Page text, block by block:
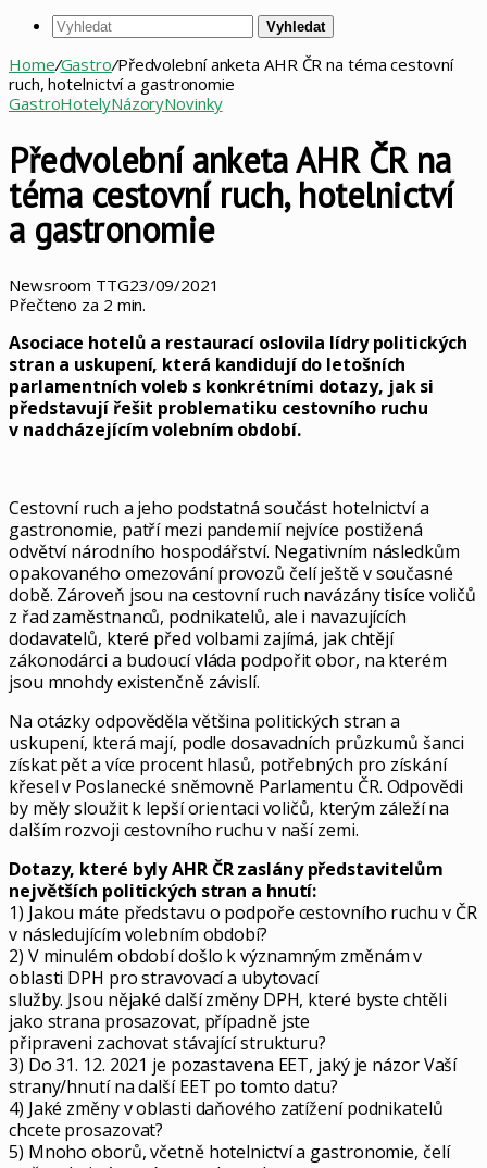
Vyhledat
Home/Gastro/Předvolební anketa AHR ČR na téma cestovní
ruch, hotelnictví a gastronomie
GastroHotelyNázoryNovinky
Předvolební anketa AHR ČR na
téma cestovní ruch, hotelnictví
a gastronomie
Newsroom TTG23/09/2021
Přečteno za 2 min.
Asociace hotelů a restaurací oslovila lídry politických
stran a uskupení, která kandidují do letošních
parlamentních voleb s konkrétními dotazy, jak si
představují řešit problematiku cestovního ruchu
v nadcházejícím volebním období.
Cestovní ruch a jeho podstatná součást hotelnictví a
gastronomie, patří mezi pandemií nejvíce postižená
odvětví národního hospodářství. Negativním následkům
opakovaného omezování provozů čelí ještě v současné
době. Zároveň jsou na cestovní ruch navázány tisíce voličů
z řad zaměstnanců, podnikatelů, ale i navazujících
dodavatelů, které před volbami zajímá, jak chtějí
zákonodárci a budoucí vláda podpořit obor, na kterém
jsou mnohdy existenčně závislí.
Na otázky odpověděla většina politických stran a
uskupení, která mají, podle dosavadních průzkumů šanci
získat pět a více procent hlasů, potřebných pro získání
křesel v Poslanecké sněmovně Parlamentu ČR. Odpovědi
by měly sloužit k lepší orientaci voličů, kterým záleží na
dalším rozvoji cestovního ruchu v naší zemi.
Dotazy, které byly AHR ČR zaslány představitelům
největších politických stran a hnutí:
1) Jakou máte představu o podpoře cestovního ruchu v ČR
v následujícím volebním období?
2) V minulém období došlo k významným změnám v
oblasti DPH pro stravovací a ubytovací
služby. Jsou nějaké další změny DPH, které byste chtěli
jako strana prosazovat, případně jste
připraveni zachovat stávající strukturu?
3) Do 31. 12. 2021 je pozastavena EET, jaký je názor Vaší
strany/hnutí na další EET po tomto datu?
4) Jaké změny v oblasti daňového zatížení podnikatelů
chcete prosazovat?
5) Mnoho oborů, včetně hotelnictví a gastronomie, čelí